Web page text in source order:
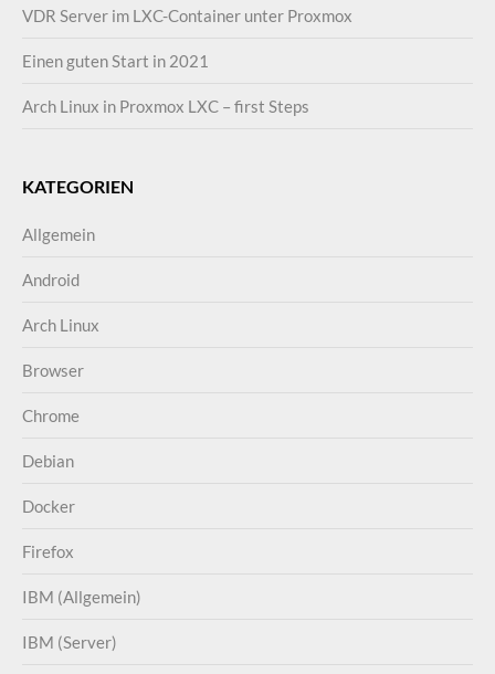
VDR Server im LXC-Container unter Proxmox
Einen guten Start in 2021
Arch Linux in Proxmox LXC – first Steps
KATEGORIEN
Allgemein
Android
Arch Linux
Browser
Chrome
Debian
Docker
Firefox
IBM (Allgemein)
IBM (Server)